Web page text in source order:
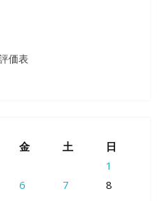
価表
金 土
日
1
6 7
8